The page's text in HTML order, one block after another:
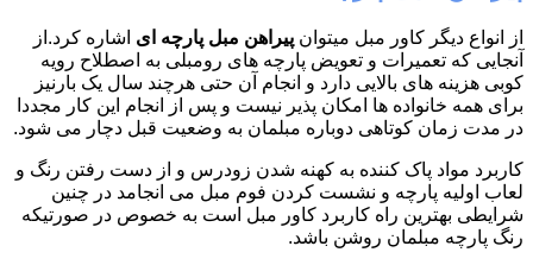
از انواع دیگر کاور مبل میتوان پیراهن مبل پارچه ای اشاره کرد.از
آنجایی که تعمیرات و تعویض پارچه های رومبلی به اصطلاح رویه
کوبی هزینه های بالایی دارد و انجام آن حتی هرچند سال یک بارنیز
برای همه خانواده ها امکان پذیر نیست و پس از انجام این کار مجددا
در مدت زمان کوتاهی دوباره مبلمان به وضعیت قبل دچار می شود.
کاربرد مواد پاک کننده به کهنه شدن زودرس و از دست رفتن رنگ و
لعاب اولیه پارچه و نشست کردن فوم مبل می انجامد در چنین
شرایطی بهترین راه کاربرد کاور مبل است به خصوص در صورتیکه
رنگ پارچه مبلمان روشن باشد.